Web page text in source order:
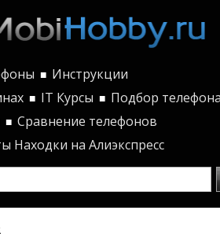
■ Инструкции
■ IT Курсы ■ Подбор
■ Сравнение телефонов
Находки на Алиэкспресс